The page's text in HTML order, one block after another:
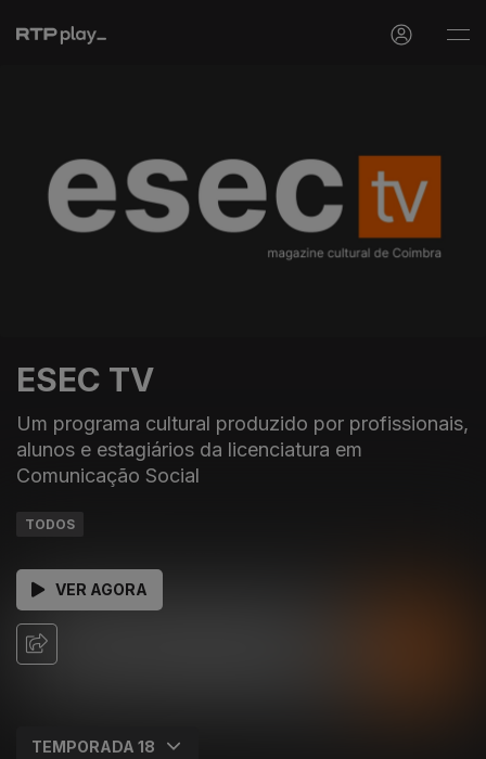
ESEC TV
Um programa cultural produzido por profissionais,
alunos e estagiários da licenciatura em
Comunicação Social
TODOS
VER AGORA